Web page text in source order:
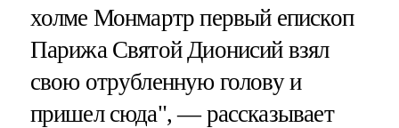
холме Монмартр первый епископ
Парижа Святой Дионисий взял
свою отрубленную голову и
пришел сюда", — рассказывает